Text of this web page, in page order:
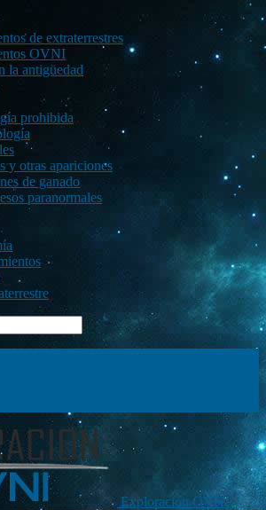
de extraterrestres
OVNI
la antigüedad
prohibida
y otras apariciones
de ganado
paranormales
Exploración OVNI